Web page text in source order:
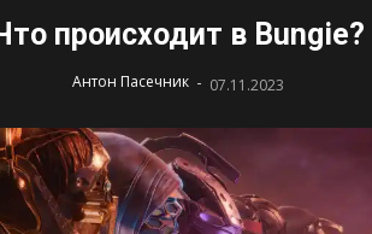
происходит в Bungie?
Антон Пасечник - 07.11.2023